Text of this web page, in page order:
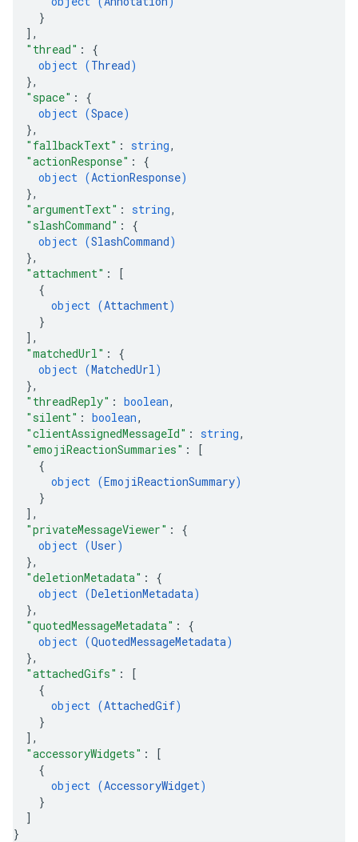
}
] ,
"thread" : {
object (Thread)
},
"space" : {
object (Space)
},
"fallbackText" : string,
"actionResponse" : {
object (ActionResponse)
},
"argumentText" : string,
"slashCommand" : {
object (SlashCommand)
},
"attachment" :
[
{
object (Attachment)
}
] ,
"matchedUrl" : {
object (MatchedUrl)
},
"threadReply" : boolean,
"silent" : boolean,
"clientAssignedMessageId" : string,
"emojiReactionSummaries" :
[
{
object (EmojiReactionSummary)
}
] ,
"privateMessageViewer" : {
object (User)
},
"deletionMetadata" : {
object (DeletionMetadata)
},
"quotedMessageMetadata" : {
object (QuotedMessageMetadata)
},
"attachedGifs" :
[
{
object (AttachedGif)
}
] ,
"accessoryWidgets" :
[
{
object (AccessoryWidget)
}
]
}